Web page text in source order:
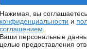
Нажимая, вы
конфиденциальности и
соглашением
Ваши персональные
целью предоставления